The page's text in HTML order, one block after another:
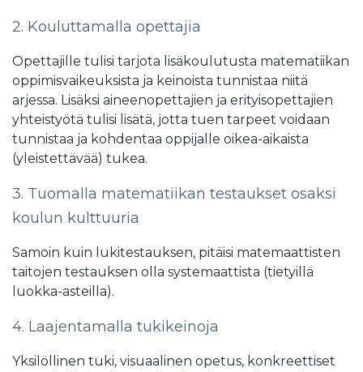
2. Kouluttamalla opettajia
Opettajille tulisi tarjota lisäkoulutusta matematiikan
oppimisvaikeuksista ja keinoista tunnistaa niitä
arjessa. Lisäksi aineenopettajien ja erityisopettajien
yhteistyötä tulisi lisätä, jotta tuen tarpeet voidaan
tunnistaa ja kohdentaa oppijalle oikea-aikaista
(yleistettävää) tukea.
3. Tuomalla matematiikan testaukset osaksi
koulun kulttuuria
Samoin kuin lukitestauksen, pitäisi matemaattisten
taitojen testauksen olla systemaattista (tietyillä
luokka-asteilla).
4. Laajentamalla tukikeinoja
Yksilöllinen tuki, visuaalinen opetus, konkreettiset